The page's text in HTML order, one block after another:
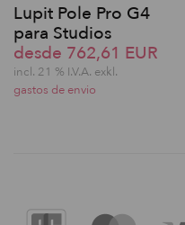
Lupit Pole Pro G4
para Studios
desde 762,61 EUR
incl. 21 % I.V.A. exkl.
gastos de envio